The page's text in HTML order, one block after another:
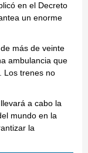
en el Decreto
un enorme
más de veinte
ambulancia que
Los trenes no
a cabo la
mundo en la
la